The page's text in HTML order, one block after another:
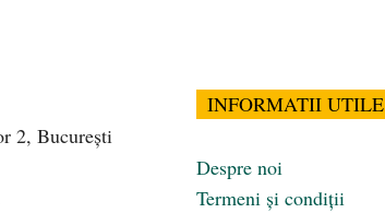
2, București
INFORMATII UTILE
Despre noi
Termeni și condiții